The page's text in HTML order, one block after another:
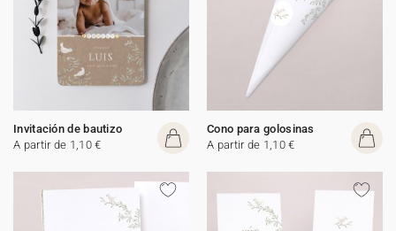
Invitación de bautizo
A partir de 1,10 €
Cono para golosinas
A partir de 1,10 €